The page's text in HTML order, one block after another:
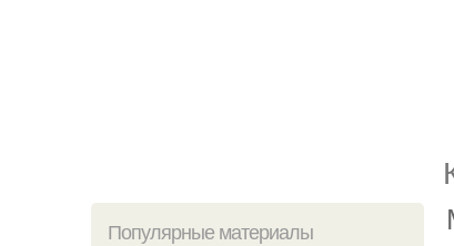
Популярные материалы